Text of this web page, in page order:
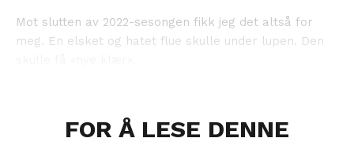
Mot slutten av 2022-sesongen fikk jeg det altså for
meg. En elsket og hatet flue skulle under lupen. Den
FOR Å LESE DENNE